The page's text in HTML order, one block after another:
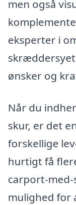
men også
eksperter i
ønsker og
Når du
skur, er det
forskellige
hurtigt få
carport-
mulighed for